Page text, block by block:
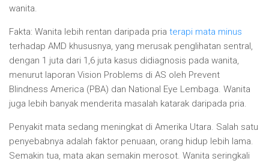
wanita.
Fakta: Wanita lebih rentan daripada pria terapi mata minus
terhadap AMD khususnya, yang merusak penglihatan sentral,
dengan 1 juta dari 1,6 juta kasus didiagnosis pada wanita,
menurut laporan Vision Problems di AS oleh Prevent
Blindness America (PBA) dan National Eye Lembaga. Wanita
juga lebih banyak menderita masalah katarak daripada pria.
Penyakit mata sedang meningkat di Amerika Utara. Salah satu
penyebabnya adalah faktor penuaan, orang hidup lebih lama.
Semakin tua, mata akan semakin merosot. Wanita seringkali